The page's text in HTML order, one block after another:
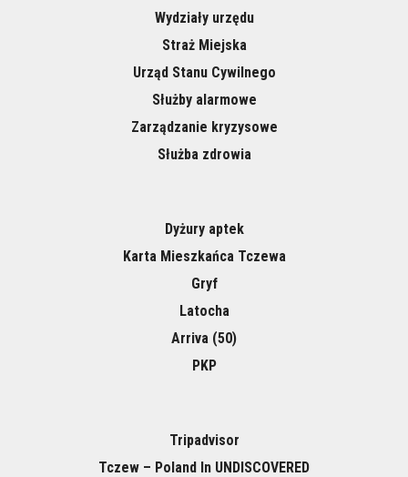
Wydziały urzędu
Straż Miejska
Urząd Stanu Cywilnego
Służby alarmowe
Zarządzanie kryzysowe
Służba zdrowia
Dyżury aptek
Karta Mieszkańca Tczewa
Gryf
Latocha
Arriva (50)
PKP
Tripadvisor
Tczew – Poland In UNDISCOVERED